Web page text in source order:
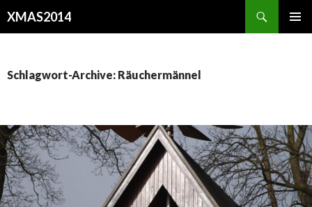
XMAS2014
Schlagwort-Archive: Räuchermännel